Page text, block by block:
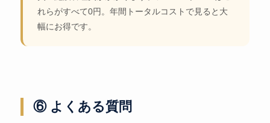
れらがすべて0円。年間トータルコストで見ると大
幅にお得です。
⑥ よくある質問